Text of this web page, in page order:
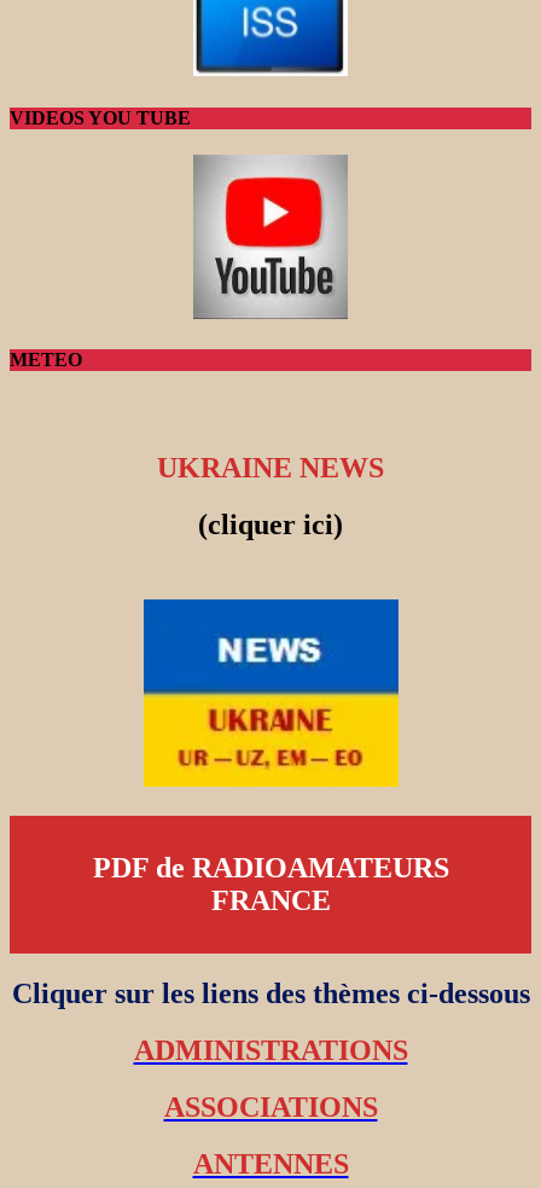
VIDEOS YOU TUBE
METEO
UKRAINE NEWS
(cliquer ici)
PDF de RADIOAMATEURS
FRANCE
Cliquer sur les liens des thèmes ci-dessous
ADMINISTRATIONS
ASSOCIATIONS
ANTENNES